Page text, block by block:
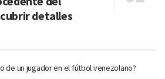
detalles
de un jugador en el fútbol venezolano?